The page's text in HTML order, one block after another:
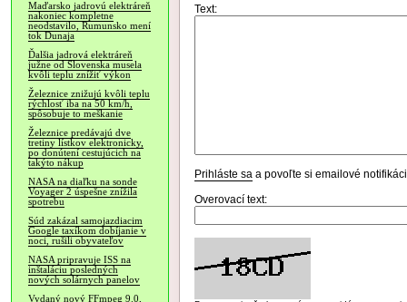
Maďarsko jadrovú elektráreň
nakoniec kompletne
neodstavilo, Rumunsko mení
tok Dunaja
Ďalšia jadrová elektráreň
južne od Slovenska musela
kvôli teplu znížiť výkon
Železnice znižujú kvôli teplu
rýchlosť iba na 50 km/h,
spôsobuje to meškanie
Železnice predávajú dve
tretiny lístkov elektronicky,
po donútení cestujúcich na
takýto nákup
NASA na diaľku na sonde
Voyager 2 úspešne znížila
spotrebu
Súd zakázal samojazdiacim
Google taxíkom dobíjanie v
noci, rušili obyvateľov
NASA pripravuje ISS na
inštaláciu posledných
nových solárnych panelov
Vydaný nový FFmpeg 9.0,
Text:
Prihláste sa a povoľte si emailové
Overovací text: